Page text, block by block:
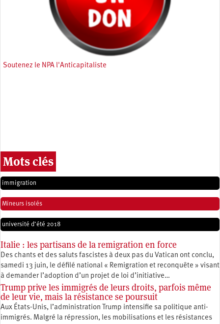
Soutenez le NPA l'Anticapitaliste
Mots clés
immigration
Mineurs isolés
université d’été 2018
Italie : les partisans de la remigration en force
Des chants et des saluts fascistes à deux pas du Vatican ont conclu,
samedi 13 juin, le défilé national « Remigration et reconquête » visant
à demander l’adoption d’un projet de loi d’initiative…
Trump prive les immigrés de leurs droits, parfois même
de leur vie, mais la résistance se poursuit
Aux États-Unis, l’administration Trump intensifie sa politique anti-
immigrés. Malgré la répression, les mobilisations et les résistances